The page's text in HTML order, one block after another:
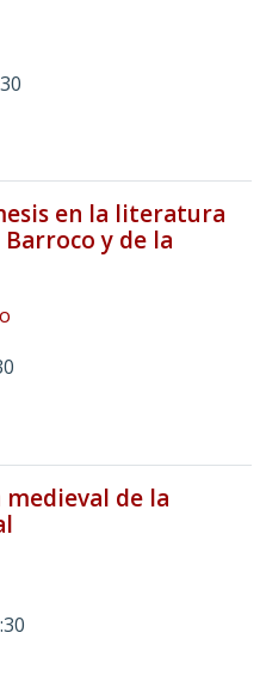
en la literatura
y de la
de la